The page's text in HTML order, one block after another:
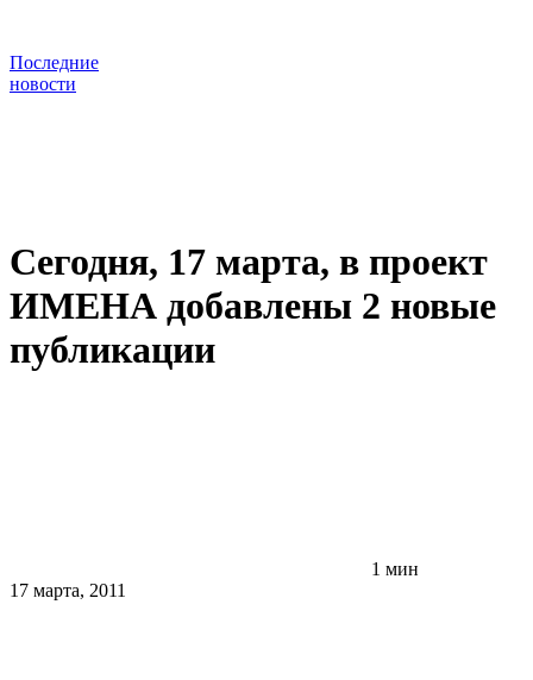
Последние
новости
Сегодня, 17 марта, в проект
ИМЕНА добавлены 2 новые
публикации
1 мин
17 марта, 2011